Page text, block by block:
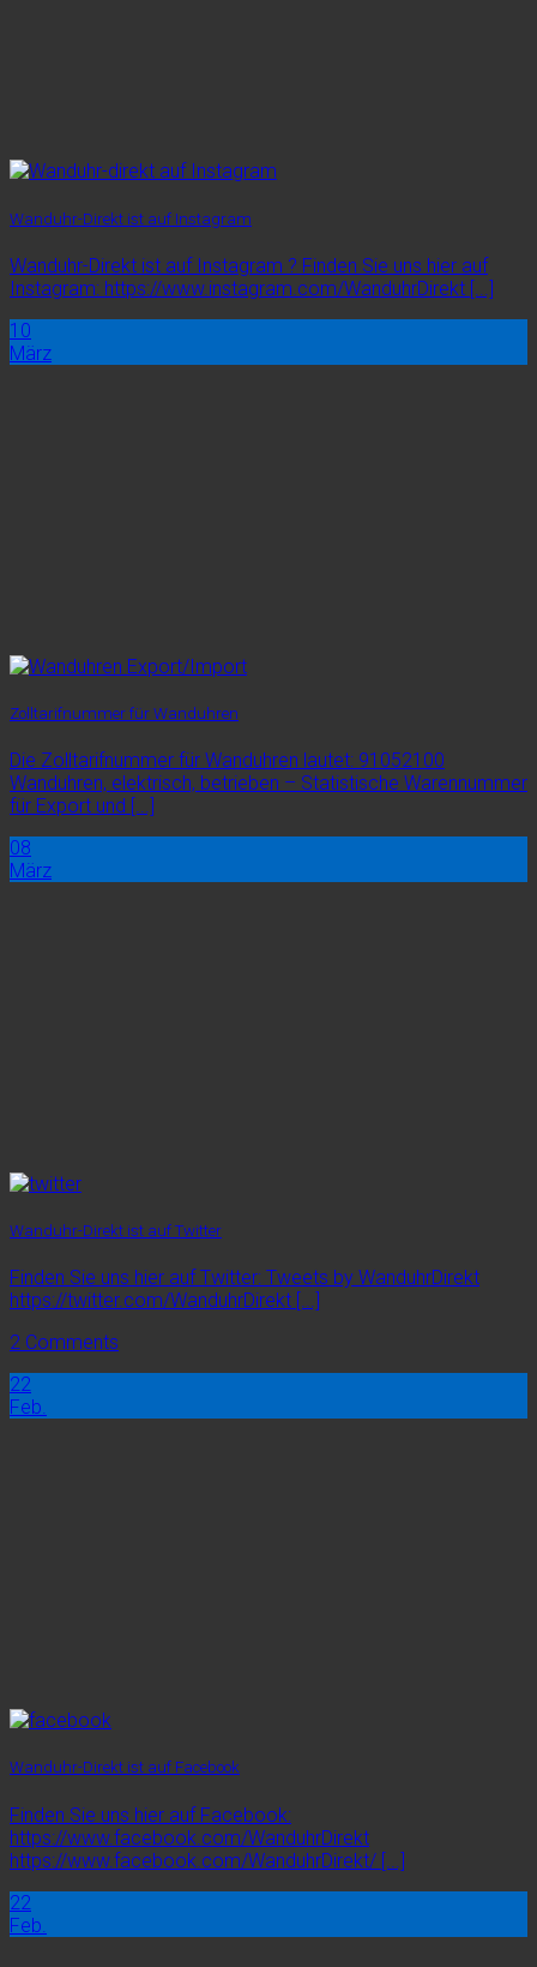
Wanduhr-Direkt ist auf Instagram
Wanduhr-Direkt ist auf Instagram ? Finden Sie uns hier auf
Instagram: https://www.instagram.com/WanduhrDirekt [...]
10
März
Zolltarifnummer für Wanduhren
Die Zolltarifnummer für Wanduhren lautet: 91052100
Wanduhren, elektrisch, betrieben – Statistische Warennummer
für Export und [...]
08
März
Wanduhr-Direkt ist auf Twitter
Finden Sie uns hier auf Twitter: Tweets by WanduhrDirekt
https://twitter.com/WanduhrDirekt [...]
2 Comments
22
Feb.
Wanduhr-Direkt ist auf Facebook
Finden Sie uns hier auf Facebook:
https://www.facebook.com/WanduhrDirekt
https://www.facebook.com/WanduhrDirekt/ [...]
22
Feb.